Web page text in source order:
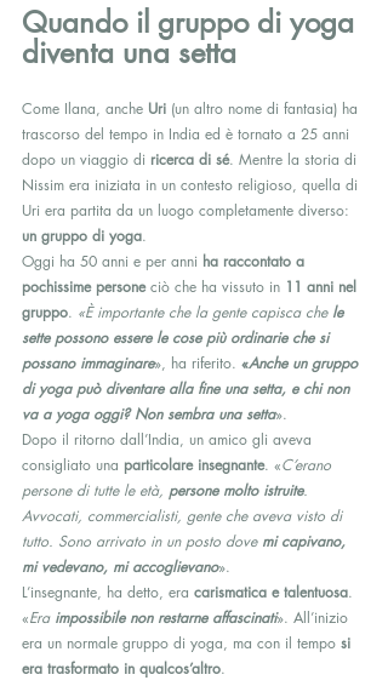
Quando il gruppo di yoga
diventa una setta
Come Ilana, anche Uri (un altro nome di fantasia) ha
trascorso del tempo in India ed è tornato a 25 anni
dopo un viaggio di ricerca di sé. Mentre la storia di
Nissim era iniziata in un contesto religioso, quella di
Uri era partita da un luogo completamente diverso:
un gruppo di yoga.
Oggi ha 50 anni e per anni ha raccontato a
pochissime persone ciò che ha vissuto in 11 anni nel
gruppo. «È importante che la gente capisca che le
sette possono essere le cose più ordinarie che si
possano immaginare», ha riferito. «Anche un gruppo
di yoga può diventare alla fine una setta, e chi non
va a yoga oggi? Non sembra una setta».
Dopo il ritorno dall’India, un amico gli aveva
consigliato una particolare insegnante. «C’erano
persone di tutte le età, persone molto istruite.
Avvocati, commercialisti, gente che aveva visto di
tutto. Sono arrivato in un posto dove mi capivano,
mi vedevano, mi accoglievano».
L’insegnante, ha detto, era carismatica e talentuosa.
«Era impossibile non restarne affascinati». All’inizio
era un normale gruppo di yoga, ma con il tempo si
era trasformato in qualcos’altro.